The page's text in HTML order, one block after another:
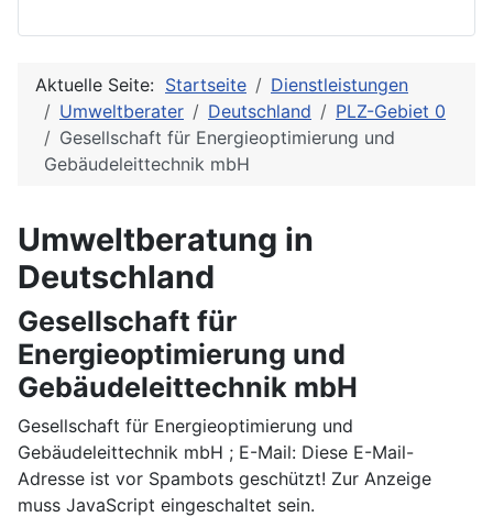
Aktuelle Seite: Startseite
Dienstleistungen
Umweltberater
Deutschland
PLZ-Gebiet 0
Gesellschaft für Energieoptimierung und
Gebäudeleittechnik mbH
Umweltberatung in
Deutschland
Gesellschaft für
Energieoptimierung und
Gebäudeleittechnik mbH
Gesellschaft für Energieoptimierung und
Gebäudeleittechnik mbH ; E-Mail: Diese E-Mail-
Adresse ist vor Spambots geschützt! Zur Anzeige
muss JavaScript eingeschaltet sein.